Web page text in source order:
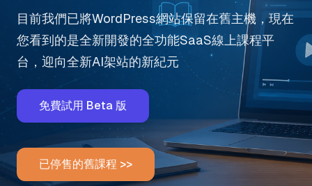
目前我們已將WordPress網站保留在舊主機，現在
您看到的是全新開發的全功能SaaS線上課程平
台，迎向全新AI架站的新紀元
免費試用 Beta 版
已停售的舊課程 >>